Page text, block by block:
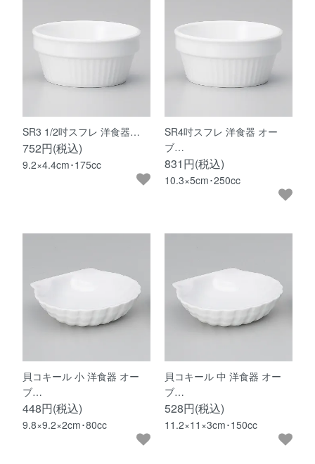
SR3 1/2吋スフレ 洋食器…
752円(税込)
9.2×4.4cm･175cc
SR4吋スフレ 洋食器 オー
ブ…
831円(税込)
10.3×5cm･250cc
貝コキール 小 洋食器 オー
ブ…
448円(税込)
9.8×9.2×2cm･80cc
貝コキール 中 洋食器 オー
ブ…
528円(税込)
11.2×11×3cm･150cc